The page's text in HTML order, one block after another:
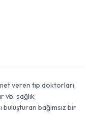
veren tıp doktorları,
vb. sağlık
bağımsız bir